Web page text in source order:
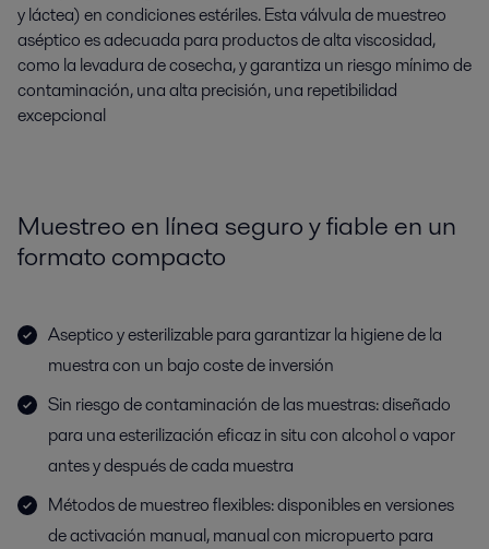
y láctea) en condiciones estériles. Esta válvula de muestreo
aséptico es adecuada para productos de alta viscosidad,
como la levadura de cosecha, y garantiza un riesgo mínimo de
contaminación, una alta precisión, una repetibilidad
excepcional
Muestreo en línea seguro y fiable en un
formato compacto
Aseptico y esterilizable para garantizar la higiene de la
muestra con un bajo coste de inversión
Sin riesgo de contaminación de las muestras: diseñado
para una esterilización eficaz in situ con alcohol o vapor
antes y después de cada muestra
Métodos de muestreo flexibles: disponibles en versiones
de activación manual, manual con micropuerto para